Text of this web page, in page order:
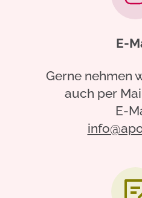
E-
Gerne nehmen
auch per
E-